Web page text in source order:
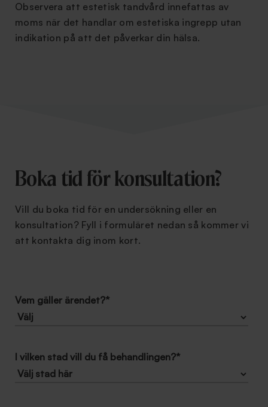
Observera att estetisk tandvård innefattas av
moms när det handlar om estetiska ingrepp utan
indikation på att det påverkar din hälsa.
Boka tid för konsultation?
Vill du boka tid för en undersökning eller en
konsultation? Fyll i formuläret nedan så kommer vi
att kontakta dig inom kort.
Vem gäller ärendet?*
I vilken stad vill du få behandlingen?*